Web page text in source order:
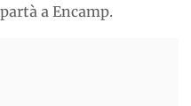
a Encamp.